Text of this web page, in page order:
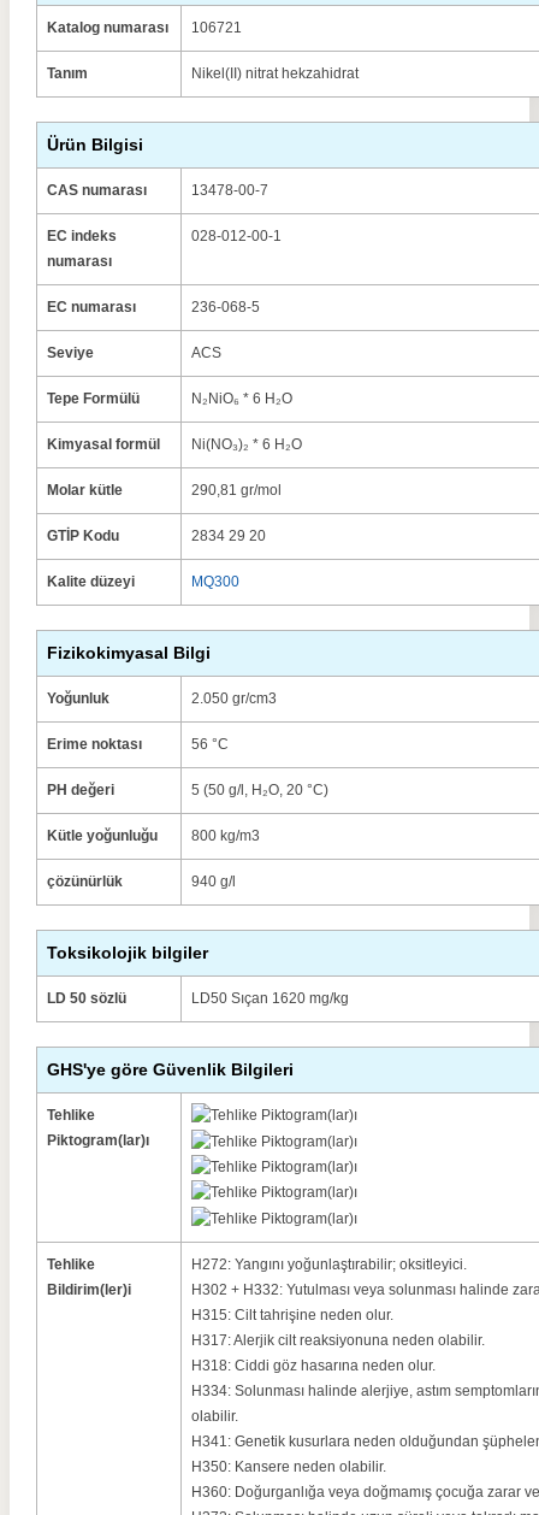
Katalog numarası 106721
Tanım Nikel(II) nitrat hekzahidrat
Ürün Bilgisi
CAS numarası 13478-00-7
EC indeks
numarası
028-012-00-1
EC numarası 236-068-5
Seviye ACS
Tepe Formülü N₂NiO₆ * 6 H₂O
Kimyasal formül Ni(NO₃)₂ * 6 H₂O
Molar kütle 290,81 gr/mol
GTİP Kodu 2834 29 20
Kalite düzeyi MQ300
Fizikokimyasal Bilgi
Yoğunluk 2.050 gr/cm3
Erime noktası 56 °C
PH değeri 5 (50 g/l, H₂O, 20 °C)
Kütle yoğunluğu 800 kg/m3
çözünürlük 940 g/l
Toksikolojik bilgiler
LD 50 sözlü LD50 Sıçan 1620 mg/kg
GHS'ye göre Güvenlik Bilgileri
Tehlike
Piktogram(lar)ı
Tehlike
Bildirim(ler)i
H272: Yangını yoğunlaştırabilir; oksitleyici.
H302 + H332: Yutulması veya solunması halinde
H315: Cilt tahrişine neden olur.
H317: Alerjik cilt reaksiyonuna neden olabilir.
H318: Ciddi göz hasarına neden olur.
H334: Solunması halinde alerjiye, astım
olabilir.
H341: Genetik kusurlara neden olduğundan
H350: Kansere neden olabilir.
H360: Doğurganlığa veya doğmamış çocuğa zarar